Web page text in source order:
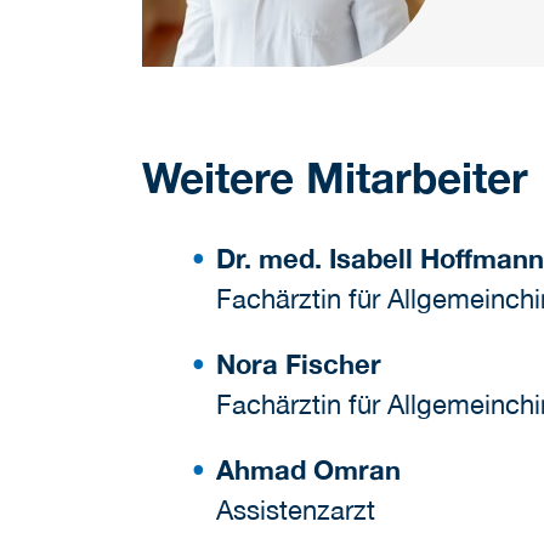
Weitere Mitarbeiter
Dr. med. Isabell Hoffmann
Fachärztin für
Nora Fischer
Fachärztin für
Ahmad Omran
Assistenzarzt